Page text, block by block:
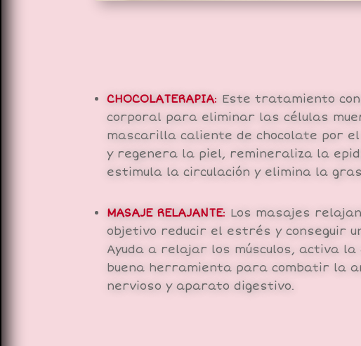
CHOCOLATERAPIA: Este tratamiento
corporal para eliminar las células
mascarilla caliente de chocolate por
y regenera la piel, remineraliza la
estimula la circulación y elimina la
MASAJE RELAJANTE: Los masajes
objetivo reducir el estrés y conseguir
Ayuda a relajar los músculos, activa
buena herramienta para combatir la
nervioso y aparato digestivo.